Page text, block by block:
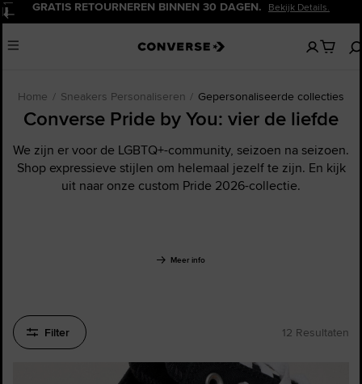
Pauzeren
GRATIS RETOURNEREN BINNEN 30 DAGEN. Bekijk Details.
Menu
Geen
artikelen
Home Sneakers Personaliseren Gepersonaliseerde collecties
Converse Pride by You: vier de liefde
We zijn er voor de LGBTQ+-community, seizoen na seizoen.
Shop expressieve stijlen om helemaal jezelf te zijn. En kijk
uit naar onze custom Pride 2026-collectie.
Meer info
Filter 12 Resultaten